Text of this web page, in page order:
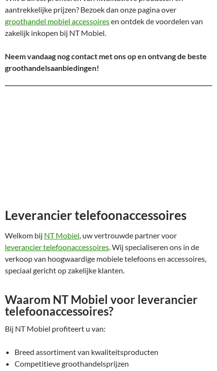
aantrekkelijke prijzen? Bezoek dan onze pagina over
groothandel mobiel accessoiresen ontdek de voordelen van
zakelijk inkopen bij NT Mobiel.
Neem vandaag nog contact met ons op en ontvang de beste
groothandelsaanbiedingen!
Leverancier telefoonaccessoires
Welkom bij NT Mobiel, uw vertrouwde partner voor
leverancier telefoonaccessoires. Wij specialiseren ons in de
verkoop van hoogwaardige mobiele telefoons en accessoires,
speciaal gericht op zakelijke klanten.
Waarom NT Mobiel voor leverancier
telefoonaccessoires?
Bij NT Mobiel profiteert u van:
Breed assortiment van kwaliteitsproducten
Competitieve groothandelsprijzen